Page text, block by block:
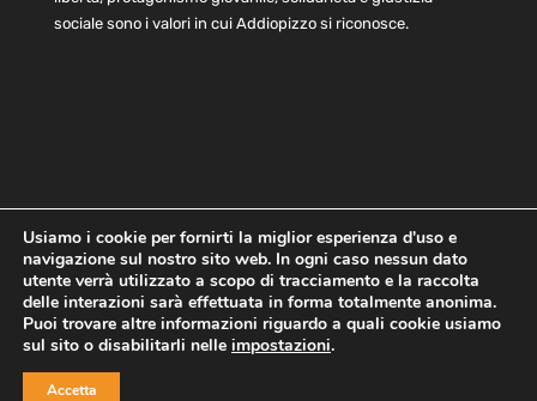
sociale sono i valori in cui Addiopizzo si riconosce.
Home Statuto e bilancio
Contatti
Privacy
Cookie Child Protection Policy
Copyright © 2021 AddioPizzo | Tutti i diritti riservati | Sede
Usiamo i cookie per fornirti la miglior esperienza d'uso e
navigazione sul nostro sito web. In ogni caso nessun dato
utente verrà utilizzato a scopo di tracciamento e la raccolta
delle interazioni sarà effettuata in forma totalmente anonima.
Puoi trovare altre informazioni riguardo a quali cookie usiamo
sul sito o disabilitarli nelle impostazioni.
Accetta